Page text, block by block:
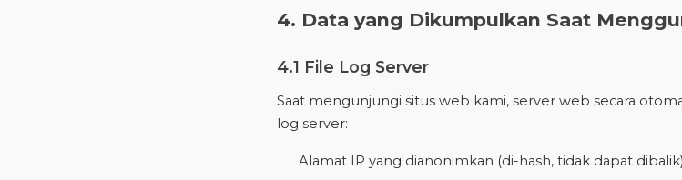
4. Data yang Dikumpulkan Saat
4.1 File Log Server
Saat mengunjungi situs web kami, server web secara
log server:
Alamat IP yang dianonimkan (di-hash, tidak dapat dibalik)